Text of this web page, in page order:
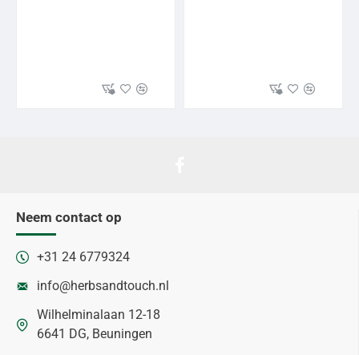
Neem contact op
+31 24 6779324
info@herbsandtouch.nl
Wilhelminalaan 12-18
6641 DG, Beuningen